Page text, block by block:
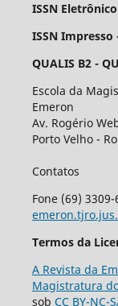
ISSN
ISSN Impresso
QUALIS B2 -
Escola da
Emeron
Av. Rogério
Porto Velho -
Contatos
Fone (69)
Termos da
A Revista da
Magistratura
sob CC BY-NC-